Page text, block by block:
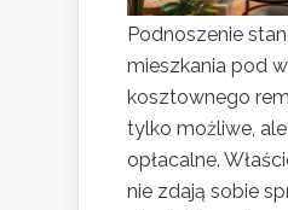
Podnoszenie
mieszkania pod
kosztownego
tylko możliwe,
opłacalne.
nie zdają sobie